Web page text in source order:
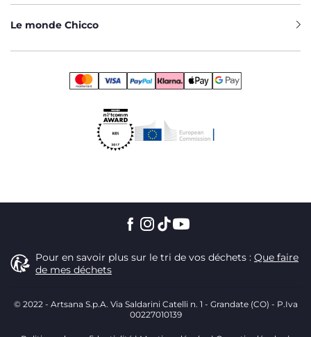
Le monde Chicco
Pour en savoir plus sur le tri de vos déchets : Que faire
de mes déchets
© 2022 - Artsana S.p.A. Via Saldarini Catelli n. 1 - Grandate (CO) - P.Iva
00227010139